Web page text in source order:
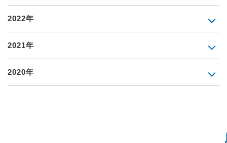
2022年
2021年
2020年